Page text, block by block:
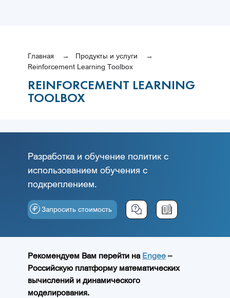
Главная
Продукты и услуги
Reinforcement Learning Toolbox
REINFORCEMENT LEARNING
TOOLBOX
Разработка и обучение политик с
использованием обучения c
подкреплением.
Запросить стоимость
Рекомендуем Вам перейти на Engee –
Российскую платформу математических
вычислений и динамического
моделирования.